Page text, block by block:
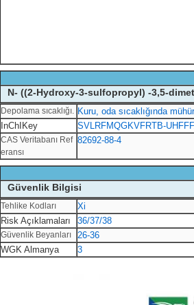
N- ((2-Hydroxy-3-sulfopropyl) -3,5-
Depolama sıcaklığı. Kuru, oda sıcaklığında
InChIKey
SVLRFMQGKVFRTB-
CAS Veritabanı Ref
eransı
82692-88-4
Güvenlik Bilgisi
Tehlike Kodları
Xi
Risk Açıklamaları
36/37/38
Güvenlik Beyanları
26-36
WGK Almanya
3